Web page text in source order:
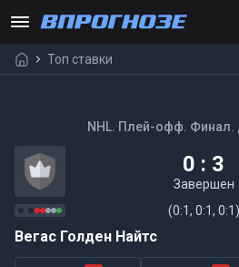
Топ ставки
NHL. Плей-офф. Финал.
0 : 3
Завершен
(0:1, 0:1, 0:1)
Вегас Голден Найтс